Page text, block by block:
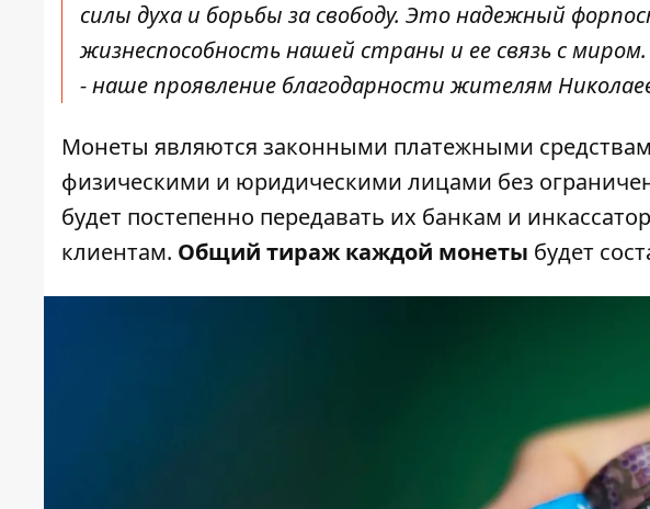
силы духа и борьбы за свободу. Это надежный
жизнеспособность нашей страны и ее связь с
- наше проявление благодарности жителям
Монеты являются законными платежными
физическими и юридическими лицами без
будет постепенно передавать их банкам и
клиентам. Общий тираж каждой монеты будет